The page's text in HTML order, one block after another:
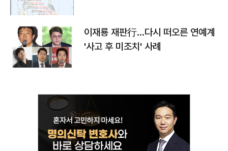
이재룡 재판行…다시 떠오른 연예계
'사고 후 미조치' 사례